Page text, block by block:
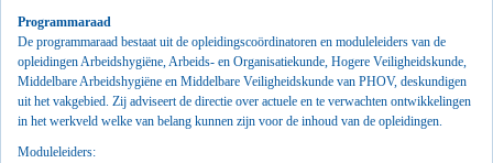
Programmaraad
De programmaraad bestaat uit de opleidingscoördinatoren en moduleleiders van de
opleidingenArbeidshygiëne, Arbeids- en Organisatiekunde, Hogere Veiligheidskunde,
Middelbare Arbeidshygiëne en Middelbare Veiligheidskunde van PHOV, deskundigen
uit het vakgebied. Zij adviseert de directie over actuele en te verwachten ontwikkelingen
in het werkveld welke van belang kunnen zijn voor de inhoud van de opleidingen.
Moduleleiders: